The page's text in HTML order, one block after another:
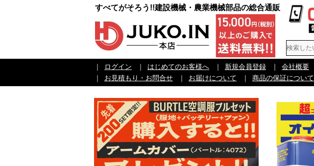
すべてがそろう!!建設機械・農業機械部品の総合通販
｜ ログイン ｜ はじめてのお客様へ ｜ 新規会員登録 ｜ 会社概要
｜
お見積もり・お問合せ ｜ お届けについて ｜ 商品の保証について